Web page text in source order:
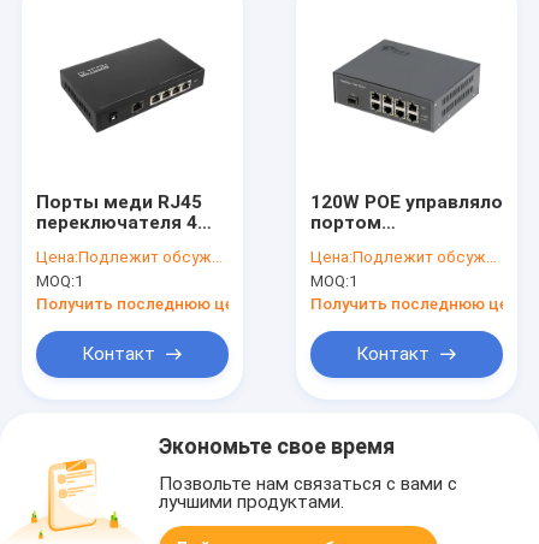
Порты меди RJ45
переключателя 4
волокна мегабита
48VDC с POE AT/AF
Цена:Подлежит обсуждению
MOQ:1
Получить последнюю цену
Контакт
120W POE управляло
портом
POE оптического
волокна L2 с одним
портом волокна
Цена:Подлежит обсуждению
MOQ:1
Получить последнюю цену
Контакт
Экономьте свое время
Позвольте нам связаться с вами с
лучшими продуктами.